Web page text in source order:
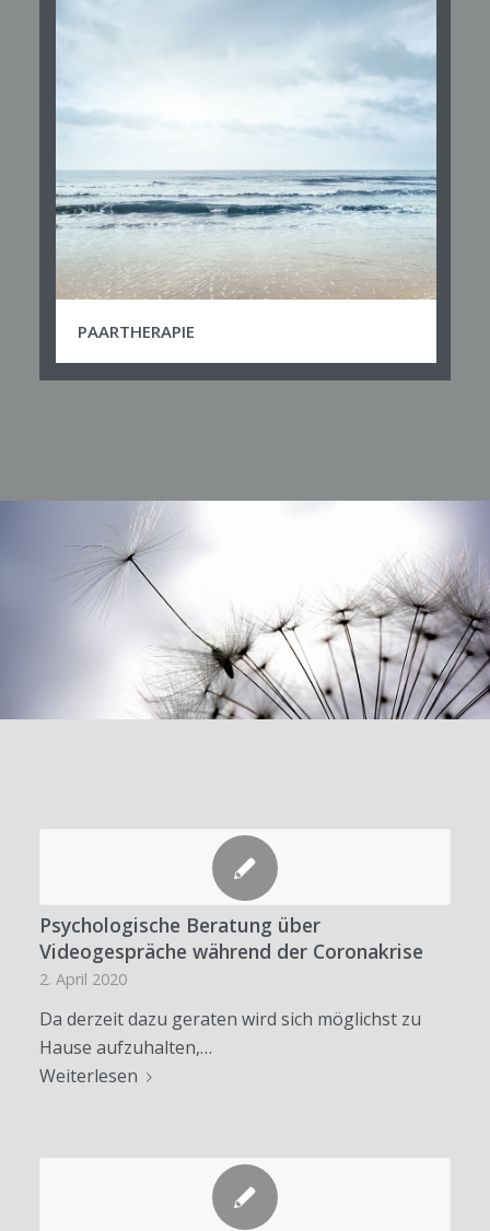
PAARTHERAPIE
Psychologische Beratung über
Videogespräche während der Coronakrise
2. April 2020
Da derzeit dazu geraten wird sich möglichst zu
Hause aufzuhalten,…
Weiterlesen